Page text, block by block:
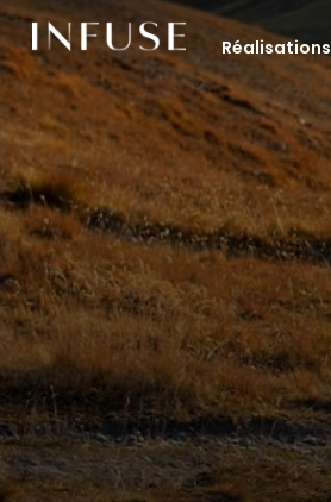
Réalisations